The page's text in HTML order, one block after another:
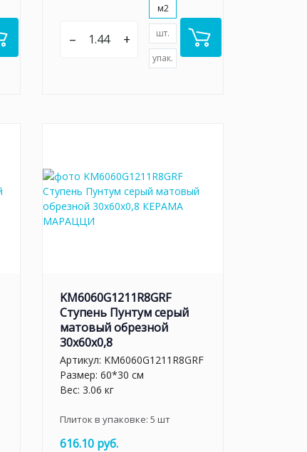
– +
м2
шт.
упак.
KM6060G1211R8GRF
Ступень Пунтум серый
матовый обрезной
30x60x0,8
Артикул: KM6060G1211R8GRF
Размер: 60*30 см
Вес: 3.06 кг
Плиток в упаковке: 5 шт
616.10 руб.